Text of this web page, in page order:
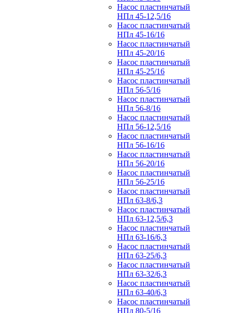
Насос пластинчатый
НПл 45-12,5/16
Насос пластинчатый
НПл 45-16/16
Насос пластинчатый
НПл 45-20/16
Насос пластинчатый
НПл 45-25/16
Насос пластинчатый
НПл 56-5/16
Насос пластинчатый
НПл 56-8/16
Насос пластинчатый
НПл 56-12,5/16
Насос пластинчатый
НПл 56-16/16
Насос пластинчатый
НПл 56-20/16
Насос пластинчатый
НПл 56-25/16
Насос пластинчатый
НПл 63-8/6,3
Насос пластинчатый
НПл 63-12,5/6,3
Насос пластинчатый
НПл 63-16/6,3
Насос пластинчатый
НПл 63-25/6,3
Насос пластинчатый
НПл 63-32/6,3
Насос пластинчатый
НПл 63-40/6,3
Насос пластинчатый
НПл 80-5/16